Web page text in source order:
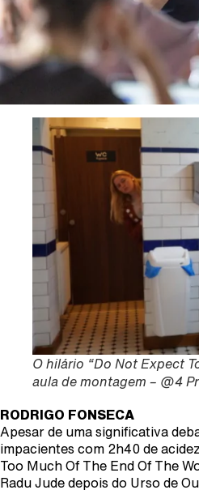
O hilário “Do Not Expect
aula de montagem – @4
RODRIGO FONSECA
Apesar de uma significativa
impacientes com 2h40 de
Too Much Of The End Of The
Radu Jude depois do Urso de